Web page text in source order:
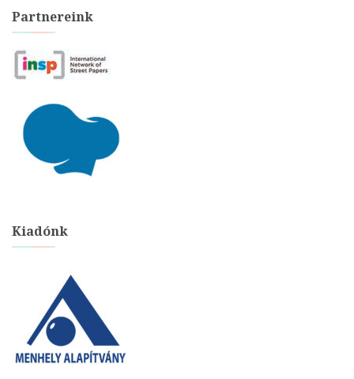
Partnereink
Kiadónk